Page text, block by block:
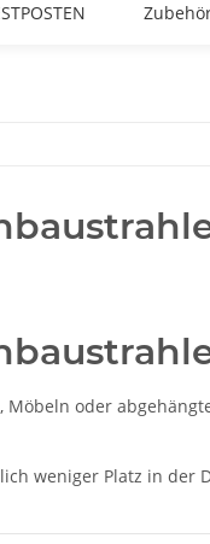
oder
weniger Platz in der